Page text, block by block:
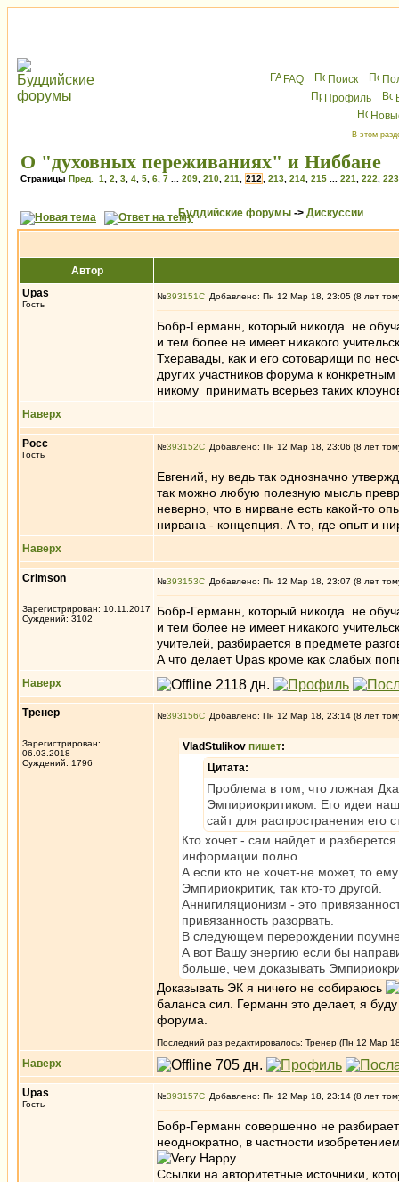
FAQ Поиск
Профиль
В этом
О "духовных переживаниях" и Ниббане
Страницы Пред. 1 2 3 4 5 6 7 209 210 211 212 213 214 215 221 222 223
Буддийские форумы -> Дискуссии
Автор
Upas
Гость
№393151 Добавлено: Пн 12 Мар 18, 23:05 (8 лет
Бобр-Германн, который никогда не
и тем более не имеет никакого
Тхеравады, как и его сотоварищи по
других участников форума к
никому принимать всерьез таких
Наверх
Росс
Гость
№393152 Добавлено: Пн 12 Мар 18, 23:06 (8 лет
Евгений, ну ведь так однозначно
так можно любую полезную мысль
неверно, что в нирване есть какой-то
нирвана - концепция. А то, где опыт и
Наверх
Crimson
Зарегистрирован: 10.11.2017
Суждений: 3102
№393153 Добавлено: Пн 12 Мар 18, 23:07 (8 лет
Бобр-Германн, который никогда не
и тем более не имеет никакого
учителей, разбирается в предмете
А что делает Upas кроме как слабых
Наверх
Тренер
Зарегистрирован:
06.03.2018
Суждений: 1796
№393156 Добавлено: Пн 12 Мар 18, 23:14 (8 лет
VladStulikov пишет:
Цитата:
Проблема в том, что ложная
Эмпириокритиком. Его идеи
сайт для распространения его
Кто хочет - сам найдет и
информации полно.
А если кто не хочет-не может, то
Эмпириокритик, так кто-то другой.
Аннигиляционизм - это
привязанность разорвать.
В следующем перерождении
А вот Вашу энергию если бы
больше, чем доказывать
Доказывать ЭК я ничего не собираюсь
баланса сил. Германн это делает, я
форума.
Последний раз редактировалось: Тренер (Пн 12 Мар
Наверх
Upas
Гость
№393157 Добавлено: Пн 12 Мар 18, 23:14 (8 лет
Бобр-Германн совершенно не
неоднократно, в частности
Ссылки на авторитетные источники,